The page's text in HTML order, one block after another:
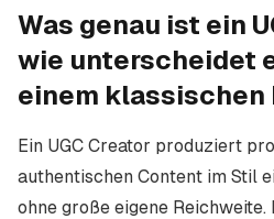
Was genau ist ein
wie unterscheidet
einem klassischen
Ein UGC Creator produziert
authentischen Content im Stil
ohne große eigene